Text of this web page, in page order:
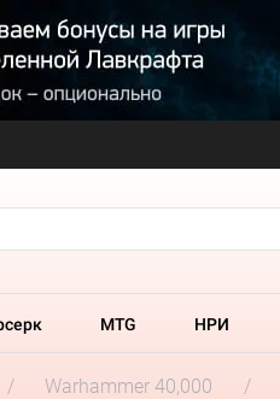
MTG НРИ
Warhammer 40,000